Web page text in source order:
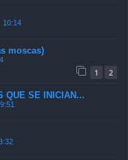
10:14
moscas)
1 2
QUE SE INICIAN...